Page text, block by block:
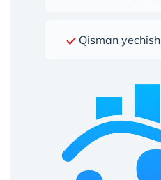
Qisman yechish